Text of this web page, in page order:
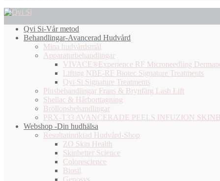
Qvi Si-Vår metod
Behandlingar-Avancerad Hudvård
Mina hudvårdsmål
Apparaturbehandlingar
VIVACE®Experience RF Microneedling
Lifting NBE-RF Biotec Signature Treatments
Qvi Si Signature Treatments
Plusbehandlingar Frans & Brynfärg Lash Lift
Shellac & Hårborttagning
Bröllopsbehandlingar
PRX-T33 AVANCERADE PEELS INFUZION
Webshop -Din hudhälsa
Resultatinriktad Hudvård-Shop
ZO Skin Health
Skinbetter Science
Colorescience
Biosil
Genosys